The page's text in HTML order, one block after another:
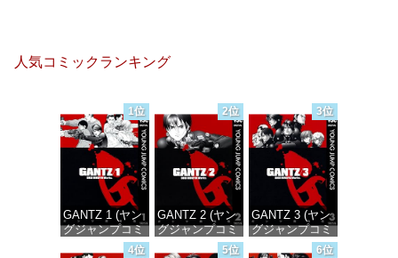
人気コミックランキング
1位
GANTZ 1 (ヤン
グジャンプコミ
ックスDIGITAL)
2位
GANTZ 2 (ヤン
グジャンプコミ
ックスDIGITAL)
3位
GANTZ 3 (ヤン
グジャンプコミ
ックスDIGITAL)
4位 5位 6位